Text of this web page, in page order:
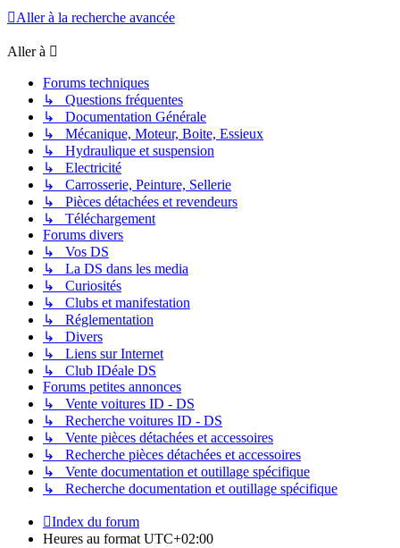
Aller à la recherche avancée
Aller à
Forums techniques
↳ Questions fréquentes
↳ Documentation Générale
↳ Mécanique, Moteur, Boite, Essieux
↳ Hydraulique et suspension
↳ Electricité
↳ Carrosserie, Peinture, Sellerie
↳ Pièces détachées et revendeurs
↳ Téléchargement
Forums divers
↳ Vos DS
↳ La DS dans les media
↳ Curiosités
↳ Clubs et manifestation
↳ Réglementation
↳ Divers
↳ Liens sur Internet
↳ Club IDéale DS
Forums petites annonces
↳ Vente voitures ID - DS
↳ Recherche voitures ID - DS
↳ Vente pièces détachées et accessoires
↳ Recherche pièces détachées et accessoires
↳ Vente documentation et outillage spécifique
↳ Recherche documentation et outillage spécifique
Index du forum
Heures au formatUTC+02:00